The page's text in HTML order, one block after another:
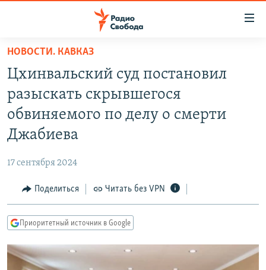
упрощенного
доступа
основному
содержанию
навигации
Вернутся
ПОДКАСТЫ
АВТОРСКИЕ ПРОЕКТЫ
ЦИТАТЫ СВОБОДЫ
КУЛЬТУРА
IDEL.РЕАЛИИ
КАВКАЗ.РЕАЛИИ
СИБИРЬ.РЕАЛИИ
НОВОСТИ. КАВКАЗ
Цхинвальский суд постановил
разыскать скрывшегося
обвиняемого по делу о смерти
Джабиева
17 сентября 2024
Поделиться Читать без VPN
Приоритетный источник в Google